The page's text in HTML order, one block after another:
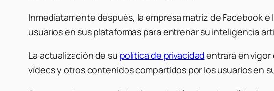
Inmediatamente después, la empresa matriz de Facebook
usuarios en sus plataformas para entrenar su inteligencia
La actualización de su política de privacidadentrará en vigor
vídeos y otros contenidos compartidos por los usuarios en